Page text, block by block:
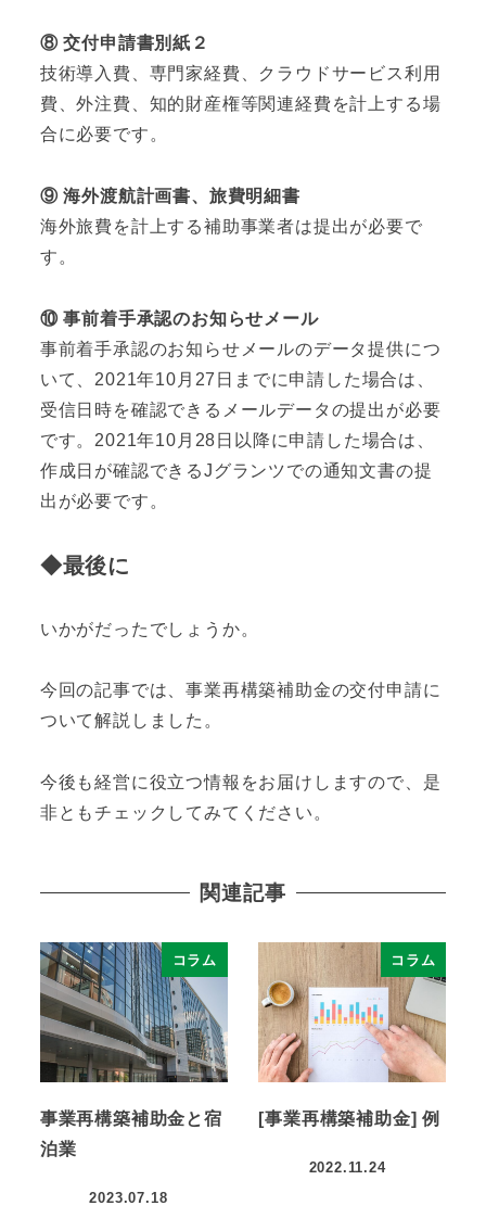
⑧ 交付申請書別紙２
技術導入費、専門家経費、クラウドサービス利用
費、外注費、知的財産権等関連経費を計上する場
合に必要です。
⑨ 海外渡航計画書、旅費明細書
海外旅費を計上する補助事業者は提出が必要で
す。
⑩ 事前着手承認のお知らせメール
事前着手承認のお知らせメールのデータ提供につ
いて、2021年10月27日までに申請した場合は、
受信日時を確認できるメールデータの提出が必要
です。2021年10月28日以降に申請した場合は、
作成日が確認できるJグランツでの通知文書の提
出が必要です。
◆最後に
いかがだったでしょうか。
今回の記事では、事業再構築補助金の交付申請に
ついて解説しました。
今後も経営に役立つ情報をお届けしますので、是
非ともチェックしてみてください。
関連記事
コラム
事業再構築補助金と宿
泊業
2023.07.18
コラム
[事業再構築補助金] 例
2022.11.24